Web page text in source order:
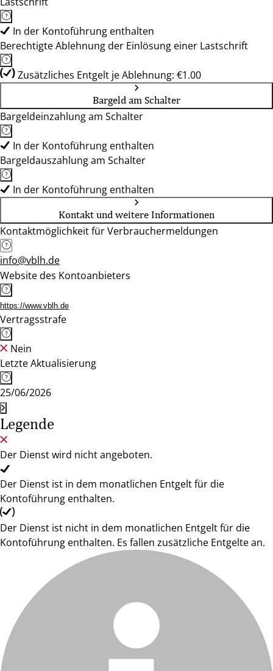
In der Kontoführung enthalten
Berechtigte Ablehnung der Einlösung einer Lastschrift
Zusätzliches Entgelt je Ablehnung: €1.00
Bargeld am Schalter
Bargeldeinzahlung am Schalter
In der Kontoführung enthalten
Bargeldauszahlung am Schalter
In der Kontoführung enthalten
Kontakt und weitere Informationen
Kontaktmöglichkeit für Verbrauchermeldungen
info@vblh.de
Website des Kontoanbieters
https://www.vblh.de
Vertragsstrafe
Nein
Letzte Aktualisierung
25/06/2026
Legende
Der Dienst wird nicht angeboten.
Der Dienst ist in dem monatlichen Entgelt für die
Kontoführung enthalten.
Der Dienst ist nicht in dem monatlichen Entgelt für die
Kontoführung enthalten. Es fallen zusätzliche Entgelte an.